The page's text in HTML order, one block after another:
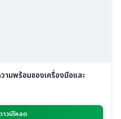
ามพร้อมของเครื่องมือและ
าวน์โหลด